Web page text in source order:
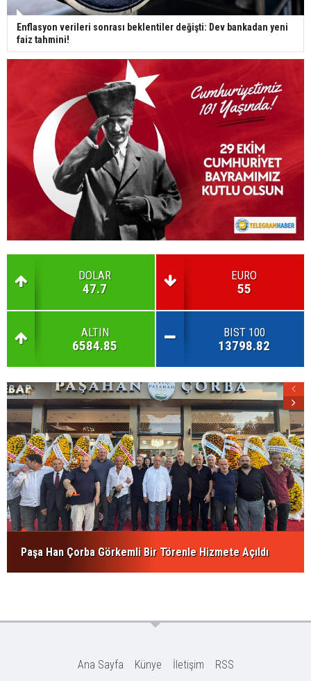
Enflasyon verileri sonrası beklentiler değişti: Dev bankadan yeni
faiz tahmini!
DOLAR
47.7
EURO
55
ALTIN
6584.85
BIST 100
13798.82
Paşa Han Çorba Görkemli Bir Törenle Hizmete Açıldı
Ana Sayfa Künye İletişim RSS